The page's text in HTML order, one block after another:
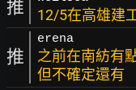
推 12/5在高雄建
推
erena
之前在南紡有
但不確定還有